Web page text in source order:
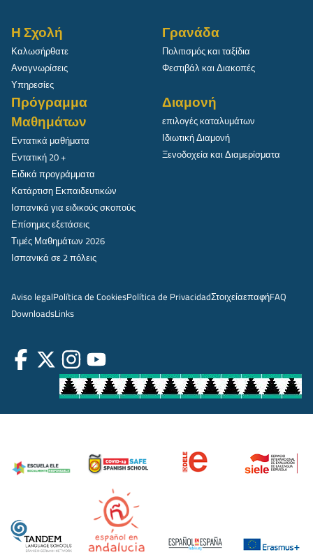
Η Σχολή
Καλωσήρθατε
Αναγνωρίσεις
Υπηρεσίες
Γρανάδα
Πολιτισμός και ταξίδια
Φεστιβάλ και Διακοπές
Πρόγραμμα
Μαθημάτων
Εντατικά μαθήματα
Εντατική 20 +
Ειδικά προγράμματα
Κατάρτιση Εκπαιδευτικών
Ισπανικά για ειδικούς σκοπούς
Επίσημες εξετάσεις
Τιμές Μαθημάτων 2026
Ισπανικά σε 2 πόλεις
Διαμονή
επιλογές καταλυμάτων
Ιδιωτική Διαμονή
Ξενοδοχεία και Διαμερίσματα
Aviso legalPolítica de CookiesPolítica de PrivacidadΣτοιχείαεπαφήFAQ
DownloadsLinks